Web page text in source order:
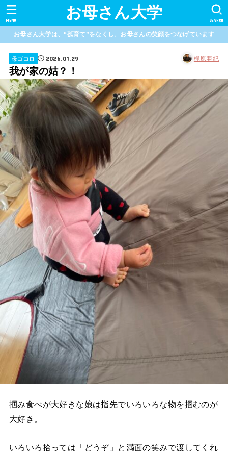
お母さん大学 SEARCH
MENU
お母さん大学は、“孤育て”をなくし、お母さんの笑顔をつなげています
母ゴコロ 2026.01.29 梶原亜紀
我が家の姑？！
掴み食べが大好きな娘は指先でいろいろな物を掴むのが
大好き。
いろいろ拾っては「どうぞ」と満面の笑みで渡してくれ